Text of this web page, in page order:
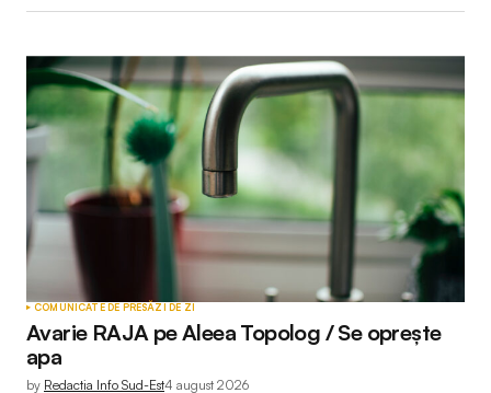
COMUNICATE DE PRESĂZI DE ZI
Avarie RAJA pe Aleea Topolog / Se oprește
apa
by Redactia Info Sud-Est4 august 2026